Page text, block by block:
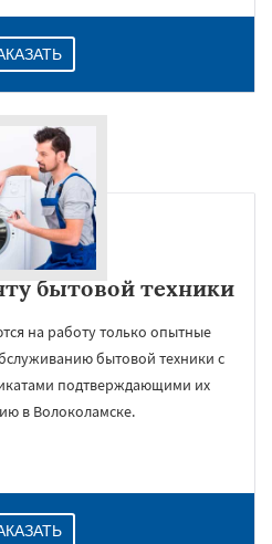
бытовой техники
на работу только опытные
бытовой техники с
подтверждающими их
в Волоколамске.